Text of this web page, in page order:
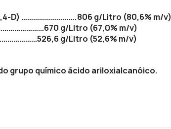
D) ……………………….806 g/Litro (80,6% m/v)
g/Litro (67,0% m/v)
g/Litro (52,6% m/v)
grupo químico ácido ariloxialcanóico.